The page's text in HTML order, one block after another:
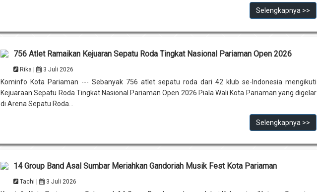
Selengkapnya >>
756 Atlet Ramaikan Kejuaran Sepatu Roda Tingkat Nasional Pariaman Open 2026
Rika | 3 Juli 2026
Kominfo Kota Pariaman --- Sebanyak 756 atlet sepatu roda dari 42 klub se-Indonesia mengikuti
Kejuaraan Sepatu Roda Tingkat Nasional Pariaman Open 2026 Piala Wali Kota Pariaman yang digelar
di Arena Sepatu Roda...
Selengkapnya >>
14 Group Band Asal Sumbar Meriahkan Gandoriah Musik Fest Kota Pariaman
Tachi | 3 Juli 2026